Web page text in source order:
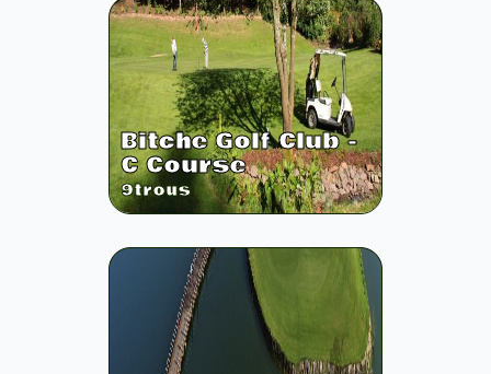
Bitche Golf Club -
C Course
9trous